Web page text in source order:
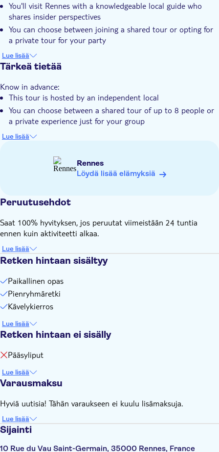
Opastettu kierros
Paikalliseen makuun
E-lippu
Small group
Pet friendly
You'll visit Rennes with a knowledgeable local guide who
shares insider perspectives
You can choose between joining a shared tour or opting for
a private tour for your party
You'll see sites like the historic Église Saint-Germain and the
vibrant Marché des Lices
Lue lisää
Tärkeä tietää
Know in advance:
This tour is hosted by an independent local
You can choose between a shared tour of up to 8 people or
a private experience just for your group
The experience begins on time and, for organisational
The itinerary adapts to guests' interests and walking pace
Stops may vary depending on weather conditions
Lue lisää
Rennes
Löydä lisää elämyksiä
Peruutusehdot
Saat 100% hyvityksen, jos peruutat viimeistään 24 tuntia
ennen kuin aktiviteetti alkaa.
Lue lisää
Retken hintaan sisältyy
Paikallinen opas
Pienryhmäretki
Kävelykierros
Lue lisää
Retken hintaan ei sisälly
Pääsyliput
Lue lisää
Varausmaksu
Hyviä uutisia! Tähän varaukseen ei kuulu lisämaksuja.
Lue lisää
Sijainti
10 Rue du Vau Saint-Germain, 35000 Rennes, France